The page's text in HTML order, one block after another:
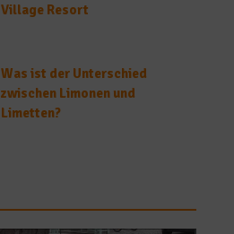
Village Resort
Was ist der Unterschied
zwischen Limonen und
Limetten?